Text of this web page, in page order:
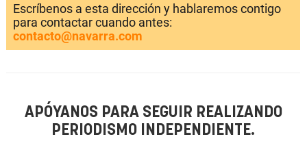
Escríbenos a esta dirección y hablaremos contigo
para contactar cuando antes:
contacto@navarra.com
APÓYANOS PARA SEGUIR REALIZANDO
PERIODISMO INDEPENDIENTE.